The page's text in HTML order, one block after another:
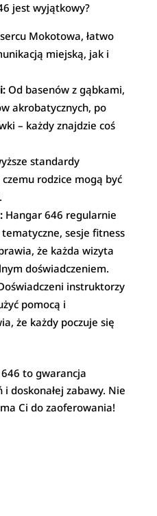
jest wyjątkowy?
Mokotowa, łatwo
miejską, jak i
Od basenów z gąbkami,
akrobatycznych, po
– każdy znajdzie coś
standardy
rodzice mogą być
Hangar 646 regularnie
sesje fitness
że każda wizyta
doświadczeniem.
instruktorzy
pomocą i
że każdy poczuje się
to gwarancja
doskonałej zabawy. Nie
Ci do zaoferowania!